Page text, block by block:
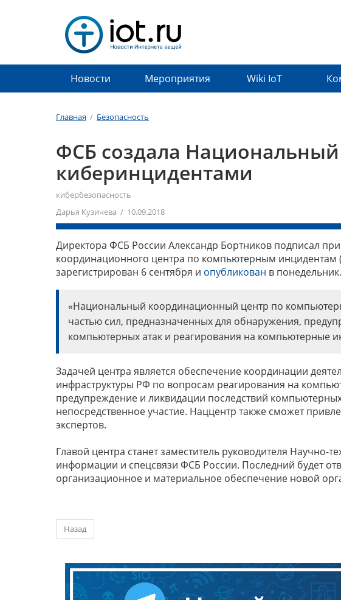
Новости Мероприятия Wiki IoT
Главная / Безопасность
ФСБ создала
киберинцидентами
кибербезопасность
Дарья Кузичева / 10.09.2018
Директора ФСБ России Александр Бортников подписал
координационного центра по компьютерным
зарегистрирован 6 сентября и опубликован в понедельник.
«Национальный координационный центр по
частью сил, предназначенных для обнаружения,
компьютерных атак и реагирования на компьютерные
Задачей центра является обеспечение координации
инфраструктуры РФ по вопросам реагирования на
предупреждение и ликвидации последствий
непосредственное участие. Наццентр также сможет
экспертов.
Главой центра станет заместитель руководителя
информации и спецсвязи ФСБ России. Последний будет
организационное и материальное обеспечение новой
Назад